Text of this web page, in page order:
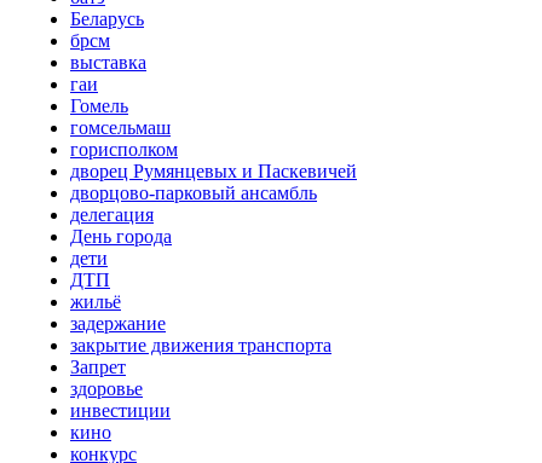
Беларусь
брсм
выставка
гаи
Гомель
гомсельмаш
горисполком
дворец Румянцевых и Паскевичей
дворцово-парковый ансамбль
делегация
День города
дети
ДТП
жильё
задержание
закрытие движения транспорта
Запрет
здоровье
инвестиции
кино
конкурс